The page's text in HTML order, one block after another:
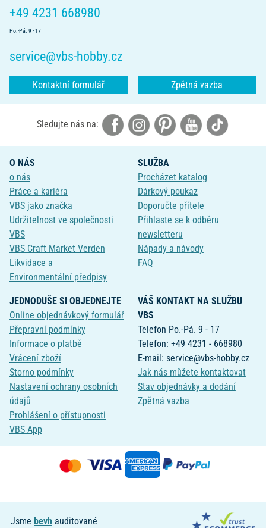
+49 4231 668980
Po.-Pá. 9 - 17
service@vbs-hobby.cz
Kontaktní formulář Zpětná vazba
Sledujte nás na:
O NÁS
o nás
Práce a kariéra
VBS jako značka
Udržitelnost ve společnosti
VBS
VBS Craft Market Verden
Likvidace a
Environmentální předpisy
SLUŽBA
Procházet katalog
Dárkový poukaz
Doporučte přítele
Přihlaste se k odběru
newsletteru
Nápady a návody
FAQ
JEDNODUŠE SI OBJEDNEJTE
Online objednávkový formulář
Přepravní podmínky
Informace o platbě
Vrácení zboží
Storno podmínky
Nastavení ochrany osobních
údajů
Prohlášení o přístupnosti
VBS App
VÁŠ KONTAKT NA SLUŽBU
VBS
Telefon Po.-Pá. 9 - 17
Telefon: +49 4231 - 668980
E-mail: service@vbs-hobby.cz
Jak nás můžete kontaktovat
Stav objednávky a dodání
Zpětná vazba
Jsme bevh auditované